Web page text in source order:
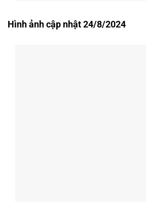
Hình ảnh cập nhật 24/8/2024